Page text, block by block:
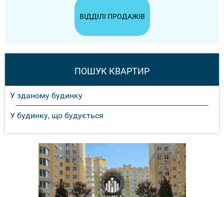
ВІДДІЛІ ПРОДАЖІВ
ПОШУК КВАРТИР
У зданому будинку
У будинку, що будується